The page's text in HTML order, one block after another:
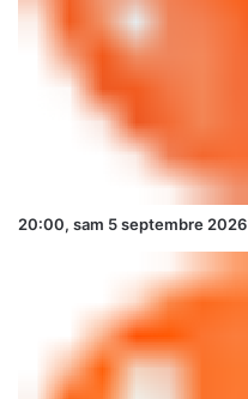
20:00, sam 5 septembre 2026